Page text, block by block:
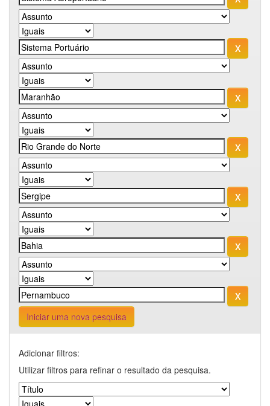
Iniciar uma nova pesquisa
Adicionar filtros:
Utilizar filtros para refinar o resultado da pesquisa.